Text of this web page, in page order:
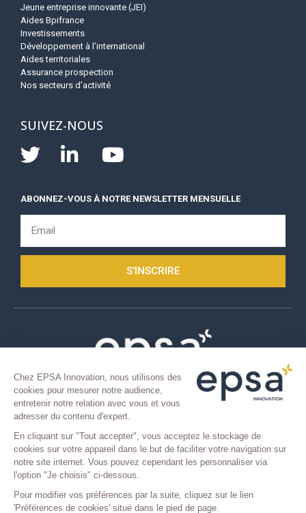
Chez EPSA Innovation, nous utilisons des
cookies pour mesurer notre audience,
entretenir notre relation avec vous et vous
adresser du contenu d'expert.
En cliquant sur "Tout accepter", vous acceptez le stockage de
cookies sur votre appareil dans le but de faciliter votre navigation sur
notre site internet. Vous pouvez cependant les personnaliser via
l'option "Je choisis" ci-dessous.
Pour modifier vos préférences par la suite, cliquez sur le lien
'Préférences de cookies' situé dans le pied de page.
Jeune entreprise innovante (JEI)
Aides Bpifrance
Investissements
Développement à l’international
Aides territoriales
Assurance prospection
Nos secteurs d’activité
SUIVEZ-NOUS
ABONNEZ-VOUS À NOTRE NEWSLETTER MENSUELLE
S'INSCRIRE
COPYRIGHT 2021 © TOUS DROITS RÉSERVÉS.
Mentions légales–Confidentialité